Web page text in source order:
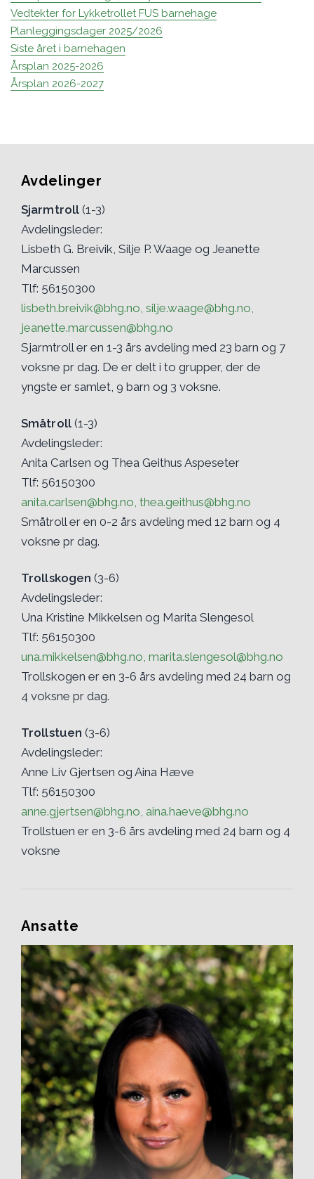
Vedtekter for Lykketrollet FUS barnehage
Planleggingsdager 2025/2026
Siste året i barnehagen
Årsplan 2025-2026
Årsplan 2026-2027
Avdelinger
Sjarmtroll (1-3)
Avdelingsleder:
Lisbeth G. Breivik, Silje P. Waage og Jeanette
Marcussen
Tlf: 56150300
lisbeth.breivik@bhg.no, silje.waage@bhg.no,
jeanette.marcussen@bhg.no
Sjarmtroll er en 1-3 års avdeling med 23 barn og 7
voksne pr dag. De er delt i to grupper, der de
yngste er samlet, 9 barn og 3 voksne.
Småtroll(1-3)
Avdelingsleder:
Anita Carlsen og Thea Geithus Aspeseter
Tlf: 56150300
anita.carlsen@bhg.no, thea.geithus@bhg.no
Småtroll er en 0-2 års avdeling med 12 barn og 4
voksne pr dag.
Trollskogen (3-6)
Avdelingsleder:
Una Kristine Mikkelsen og Marita Slengesol
Tlf: 56150300
una.mikkelsen@bhg.no, marita.slengesol@bhg.no
Trollskogen er en 3-6 års avdeling med 24 barn og
4 voksne pr dag.
Trollstuen (3-6)
Avdelingsleder:
Anne Liv Gjertsen og Aina Hæve
Tlf: 56150300
anne.gjertsen@bhg.no, aina.haeve@bhg.no
Trollstuen er en 3-6 års avdeling med 24 barn og 4
voksne
Ansatte